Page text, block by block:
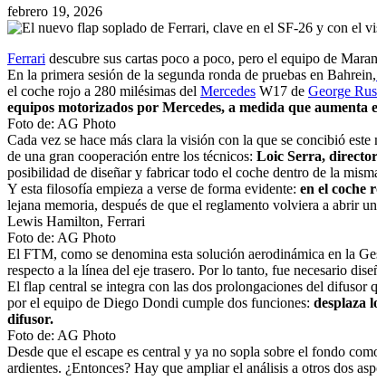
febrero 19, 2026
Ferrari descubre sus cartas poco a poco, pero el equipo de
En la primera sesión de la segunda ronda de pruebas en Bahrein,
el coche rojo a 280 milésimas del Mercedes W17 de George
equipos motorizados por Mercedes, a medida que aumenta
Foto de: AG Photo
Cada vez se hace más clara la visión con la que se concibió
de una gran cooperación entre los técnicos: Loic Serra,
posibilidad de diseñar y fabricar todo el coche dentro de la
Y esta filosofía empieza a verse de forma evidente: en el coche
lejana memoria, después de que el reglamento volviera a abrir
Lewis Hamilton, Ferrari
Foto de: AG Photo
El FTM, como se denomina esta solución aerodinámica en la
respecto a la línea del eje trasero. Por lo tanto, fue necesario
El flap central se integra con las dos prolongaciones del difusor
por el equipo de Diego Dondi cumple dos funciones: desplaza
difusor.
Foto de: AG Photo
Desde que el escape es central y ya no sopla sobre el fondo
ardientes. ¿Entonces? Hay que ampliar el análisis a otros dos